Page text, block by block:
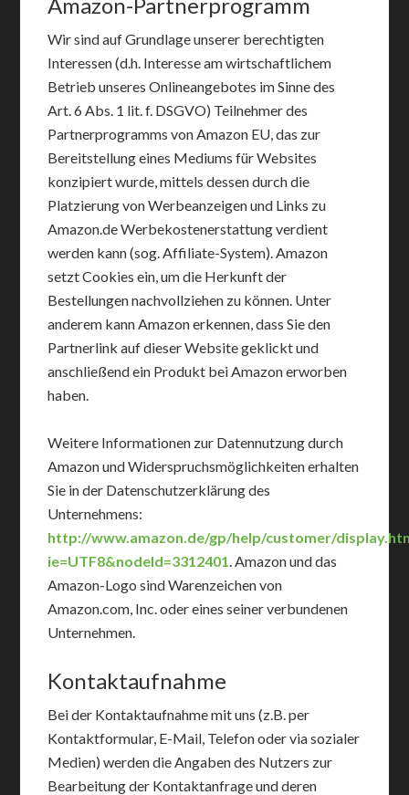
Wir sind auf Grundlage unserer berechtigten
Interessen (d.h. Interesse am wirtschaftlichem
Betrieb unseres Onlineangebotes im Sinne des
Art. 6 Abs. 1 lit. f. DSGVO) Teilnehmer des
Partnerprogramms von Amazon EU, das zur
Bereitstellung eines Mediums für Websites
konzipiert wurde, mittels dessen durch die
Platzierung von Werbeanzeigen und Links zu
Amazon.de Werbekostenerstattung verdient
werden kann (sog. Affiliate-System). Amazon
setzt Cookies ein, um die Herkunft der
Bestellungen nachvollziehen zu können. Unter
anderem kann Amazon erkennen, dass Sie den
Partnerlink auf dieser Website geklickt und
anschließend ein Produkt bei Amazon erworben
haben.
Weitere Informationen zur Datennutzung durch
Amazon und Widerspruchsmöglichkeiten erhalten
Sie in der Datenschutzerklärung des
Unternehmens:
http://www.amazon.de/gp/help/customer/
ie=UTF8&nodeId=3312401. Amazon und das
Amazon-Logo sind Warenzeichen von
Amazon.com, Inc. oder eines seiner verbundenen
Unternehmen.
Kontaktaufnahme
Bei der Kontaktaufnahme mit uns (z.B. per
Kontaktformular, E-Mail, Telefon oder via sozialer
Medien) werden die Angaben des Nutzers zur
Bearbeitung der Kontaktanfrage und deren